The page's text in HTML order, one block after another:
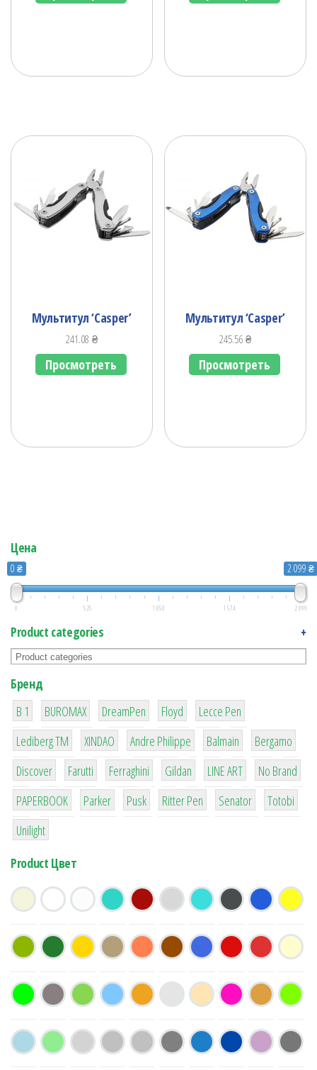
Мультитул ‘Casper’
241.08 ₴
Просмотреть
Мультитул ‘Casper’
245.56₴
Просмотреть
Цена
0 ₴ 2 099 ₴
0 525 1 050 1 574 2 099
Product categories +
Бренд
B 1
1
BUROMAX
1
DreamPen
2
Floyd
2
Lecce Pen
3
Lediberg ТМ
3
XINDAO
1
Andre Philippe
4
Balmain
26
Bergamo
64
Discover
299
Farutti
4
Ferraghini
42
Gildan
4
LINE ART
90
No Brand
8
PAPERBOOK
6
Parker
2
Pusk
22
Ritter Pen
15
Senator
43
Totobi
1
Unilight
Product Цвет